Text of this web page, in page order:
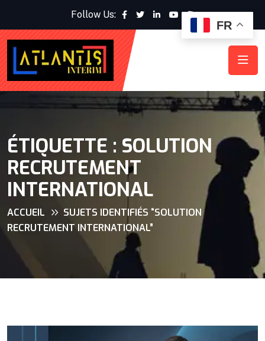
Follow Us:
ÉTIQUETTE : SOLUTION
RECRUTEMENT
INTERNATIONAL
ACCUEIL
SUJETS IDENTIFIÉS “SOLUTION
RECRUTEMENT INTERNATIONAL”
FR